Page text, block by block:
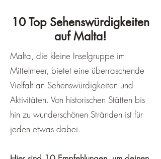
10 Top Sehenswürdigkeiten
auf Malta!
Malta, die kleine Inselgruppe im
Mittelmeer, bietet eine überraschende
Vielfalt an Sehenswürdigkeiten und
Aktivitäten. Von historischen Stätten bis
hin zu wunderschönen Stränden ist für
jeden etwas dabei.